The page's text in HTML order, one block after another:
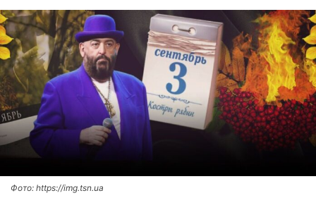
Фото: https://img.tsn.ua